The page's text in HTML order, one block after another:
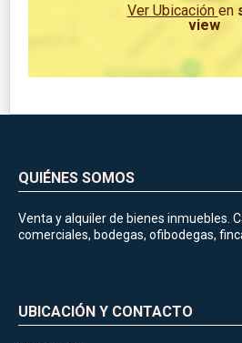
Ver Ubicación en
view
QUIÉNES SOMOS
Venta y alquiler de bienes inmuebles.
comerciales, bodegas, ofibodegas,
UBICACIÓN Y CONTACTO